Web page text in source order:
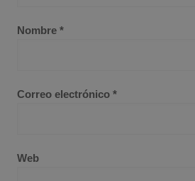
Nombre *
Correo electrónico *
Web